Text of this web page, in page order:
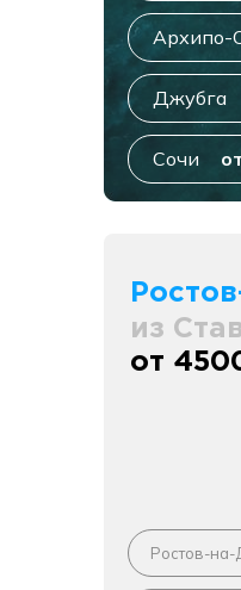
Архипо-
Джубга
Сочи
из
от
Ростов-